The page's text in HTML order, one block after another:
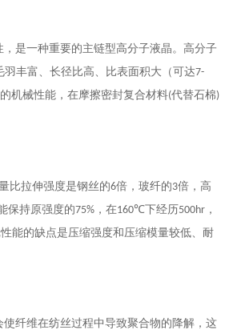
是一种重要的主链型高分子液晶。高分子
羽丰富、长径比高、比表面积大（可达7-
机械性能，在摩擦密封复合材料(代替石棉)
比拉伸强度是钢丝的6倍，玻纤的3倍，高
保持原强度的75%，在160℃下经历500hr，
能的缺点是压缩强度和压缩模量较低、耐
纤维在纺丝过程中导致聚合物的降解，这